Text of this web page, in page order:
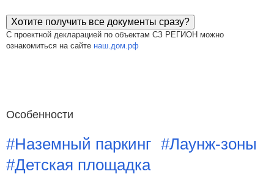
Хотите получить все документы сразу?
С проектной декларацией по объектам СЗ РЕГИОН можно
ознакомиться на сайте наш.дом.рф
Особенности
#Наземный паркинг #Лаунж-зоны
#Детская площадка